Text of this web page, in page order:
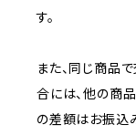
す。
また、同じ商品
合には、他の商
の差額はお振込